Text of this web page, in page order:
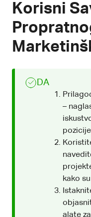
Korisni
DA
–
kako
alate